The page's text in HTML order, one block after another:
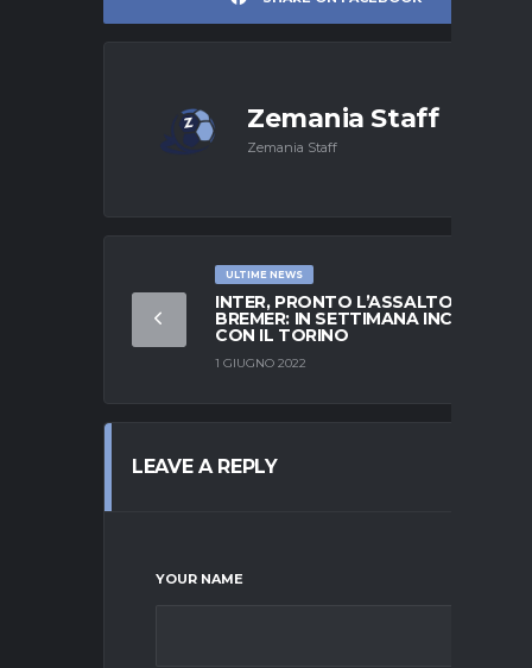
Zemania Staff
Zemania Staff
ULTIME NEWS
INTER, PRONTO L’ASSALTO A
BREMER: IN SETTIMANA INCONTRO
CON IL TORINO
1 GIUGNO 2022
LEAVE A REPLY
YOUR NAME